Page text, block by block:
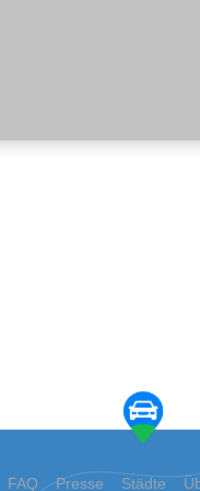
FAQ Presse Städte